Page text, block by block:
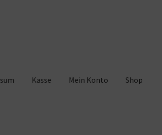
Kasse Mein Konto Shop